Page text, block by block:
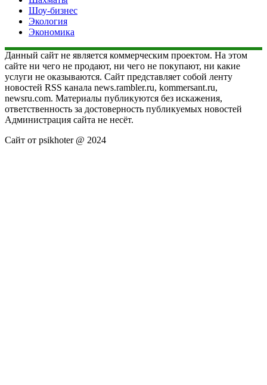
Шоу-бизнес
Экология
Экономика
Данный сайт не является коммерческим проектом. На этом
сайте ни чего не продают, ни чего не покупают, ни какие
услуги не оказываются. Сайт представляет собой ленту
новостей RSS канала news.rambler.ru, kommersant.ru,
newsru.com. Материалы публикуются без искажения,
ответственность за достоверность публикуемых новостей
Администрация сайта не несёт.
Сайт от psikhoter @ 2024